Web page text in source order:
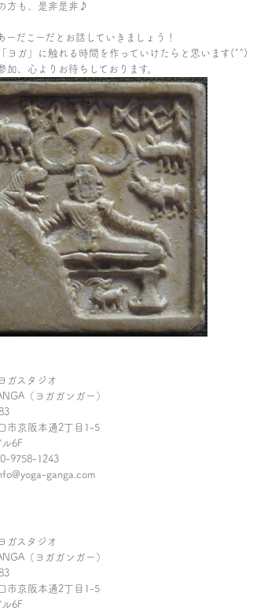
方も、是非是非♪
ーだこーだとお話していきましょう！
ヨガ」に触れる時間を作っていけたらと思います(^^)
加、心よりお待ちしております。
ガスタジオ
（ヨガガンガー）
市京阪本通2丁目1-5
6F
9758-1243
ganga.com
ガスタジオ
（ヨガガンガー）
市京阪本通2丁目1-5
6F